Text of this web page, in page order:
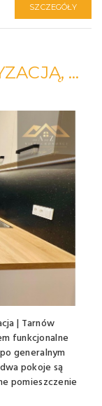
SZCZEGÓŁY
MIESZKANIE Z KLIMATYZACJĄ, BLISKO CENTRUM
| Tarnów
funkcjonalne
generalnym
pokoje są
pomieszczenie